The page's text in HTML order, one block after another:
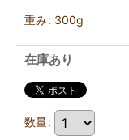
重み: 300g
在庫あり
数量: